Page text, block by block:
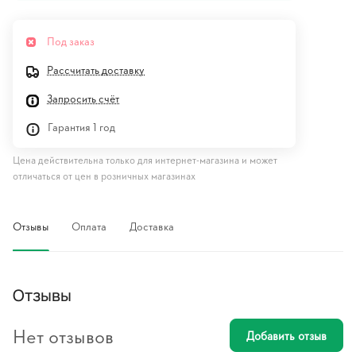
Под заказ
Рассчитать доставку
Запросить счёт
Гарантия 1 год
Цена действительна только для интернет-магазина и может
отличаться от цен в розничных магазинах
Отзывы Оплата Доставка
Отзывы
Нет отзывов Добавить отзыв